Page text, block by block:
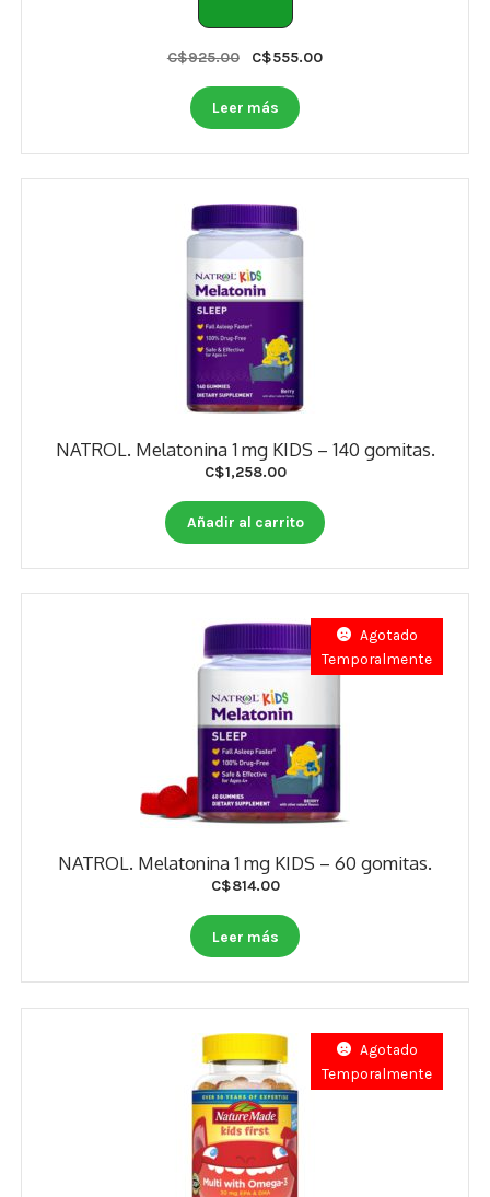
C$925.00
Original
was:
C$925.00.
C$555.00Current
Leer más
NATROL. Melatonina 1 mg KIDS – 140 gomitas.
C$1,258.00
Añadir al carrito
NATROL. Melatonina 1 mg KIDS – 60 gomitas.
Agotado
Temporalmente
C$814.00
Leer más
Agotado
Temporalmente